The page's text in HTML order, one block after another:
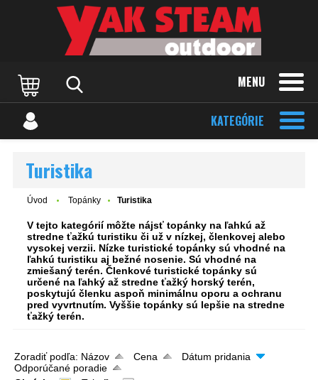
MENU
KATEGÓRIE
Turistika
Úvod Topánky Turistika
V tejto kategórií môžte nájsť topánky na ľahkú až
stredne ťažkú turistiku či už v nízkej, členkovej alebo
vysokej verzii. Nízke turistické topánky sú vhodné na
ľahkú turistiku aj bežné nosenie. Sú vhodné na
zmiešaný terén. Členkové turistické topánky sú
určené na ľahký až stredne ťažký horský terén,
poskytujú členku aspoň minimálnu oporu a ochranu
pred vyvrtnutím. Vyššie topánky sú lepšie na stredne
ťažký terén.
Zoradiť podľa: Názov Cena
Dátum pridania
Odporúčané poradie